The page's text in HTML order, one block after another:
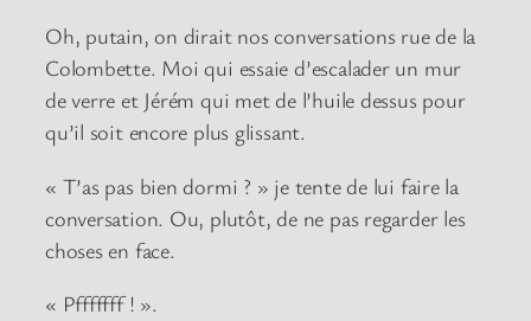
Oh, putain, on dirait nos conversations rue de la
Colombette. Moi qui essaie d’escalader un mur
de verre et Jérém qui met de l’huile dessus pour
qu’il soit encore plus glissant.
« T’as pas bien dormi ? » je tente de lui faire la
conversation. Ou, plutôt, de ne pas regarder les
choses en face.
« Pfffffff ! ».